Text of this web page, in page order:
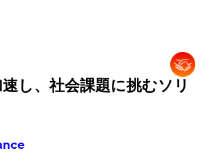
し、社会課題に挑むソリ